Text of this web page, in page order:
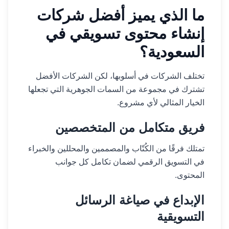
ما الذي يميز أفضل شركات
إنشاء محتوى تسويقي في
السعودية؟
تختلف الشركات في أسلوبها، لكن الشركات الأفضل
تشترك في مجموعة من السمات الجوهرية التي تجعلها
الخيار المثالي لأي مشروع.
فريق متكامل من المتخصصين
تمتلك فرقًا من الكُتّاب والمصممين والمحللين والخبراء
في التسويق الرقمي لضمان تكامل كل جوانب
المحتوى.
الإبداع في صياغة الرسائل
التسويقية